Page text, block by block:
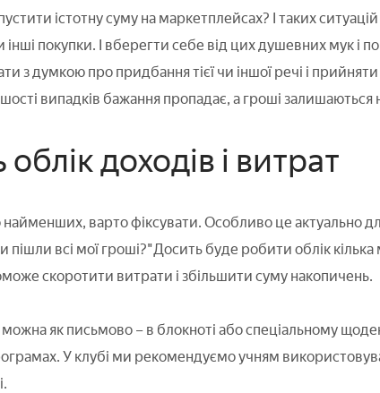
істотну суму на маркетплейсах? І таких
інші покупки. І вберегти себе від цих душевних мук
з думкою про придбання тієї чи іншої речі і
випадків бажання пропадає, а гроші залишаються
облік доходів і витрат
варто фіксувати. Особливо це актуально
пішли всі мої гроші?"Досить буде робити облік кілька
скоротити витрати і збільшити суму накопичень.
як письмово – в блокноті або спеціальному
У клубі ми рекомендуємо учням